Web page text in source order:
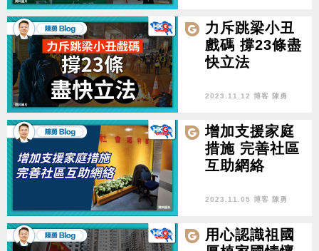
力斥跳梁小丑
戲碼 撐23條盡
快立法
2023.11.12 博客 陳勇
增加支援家庭
措施 完善社區
互助網絡
2023.11.05 博客 陳勇
用心認識祖國